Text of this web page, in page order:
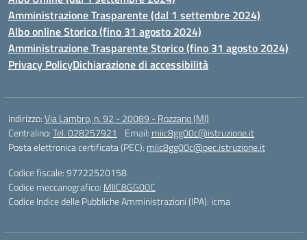
Amministrazione Trasparente (dal 1 settembre 2024)
Albo online Storico (fino 31 agosto 2024)
Amministrazione Trasparente Storico (fino 31 agosto 2024)
Privacy PolicyDichiarazione di accessibilità
Indirizzo:Via Lambro, n. 92 - 20089 - Rozzano (MI)
Centralino:Tel. 028257921 Email: miic8gg00c@istruzione.it
Posta elettronica certificata (PEC): miic8gg00c@pec.istruzione.it
Codice fiscale: 97722520158
Codice meccanografico: MIIC8GG00C
Codice Indice delle Pubbliche Amministrazioni (IPA): icma